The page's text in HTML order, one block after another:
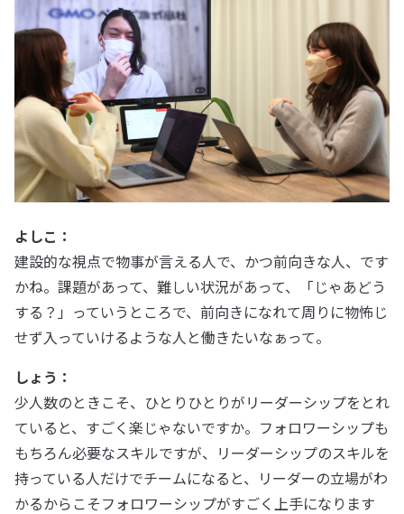
よしこ：
建設的な視点で物事が言える人で、かつ前向きな人、です
かね。課題があって、難しい状況があって、「じゃあどう
する？」っていうところで、前向きになれて周りに物怖じ
せず入っていけるような人と働きたいなぁって。
しょう：
少人数のときこそ、ひとりひとりがリーダーシップをとれ
ていると、すごく楽じゃないですか。フォロワーシップも
もちろん必要なスキルですが、リーダーシップのスキルを
持っている人だけでチームになると、リーダーの立場がわ
かるからこそフォロワーシップがすごく上手になります